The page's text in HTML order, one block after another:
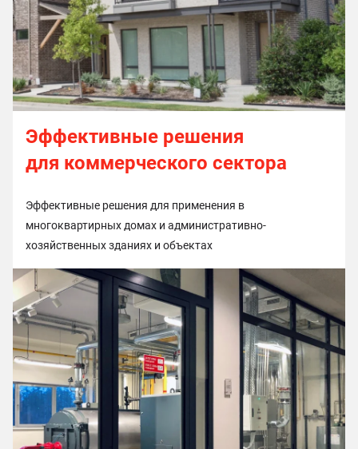
Эффективные решения
для коммерческого сектора
Эффективные решения для применения в
многоквартирных домах и административно-
хозяйственных зданиях и объектах